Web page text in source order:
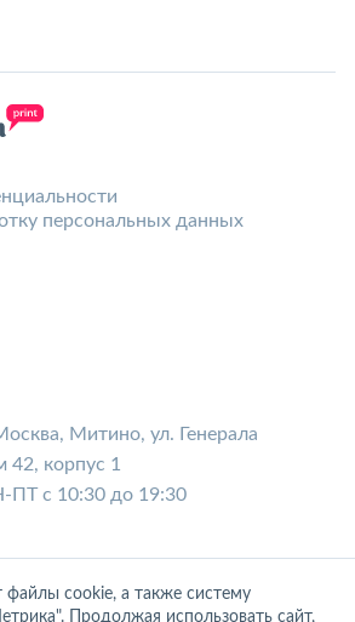
персональных данных
Митино, ул. Генерала
42, корпус 1
ПТ с 10:30 до 19:30
файлы cookie, а также систему
Продолжая использовать сайт,